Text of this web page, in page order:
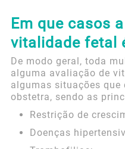
Em que casos
vitalidade fetal
De modo geral, toda
alguma avaliação de
algumas situações que
obstetra, sendo as
Restrição de
Doenças